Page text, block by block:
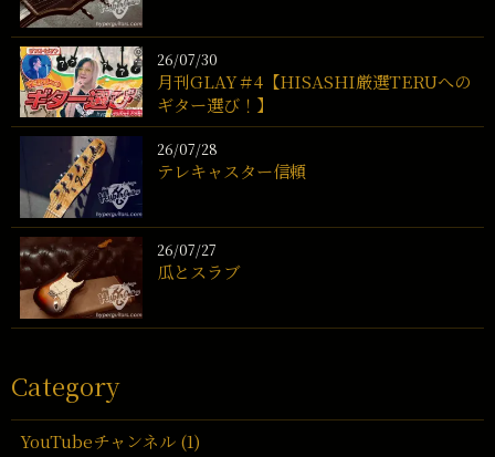
26/07/30
月刊GLAY＃4【HISASHI厳選TERUへの
ギター選び！】
26/07/28
テレキャスター信頼
26/07/27
瓜とスラブ
Category
YouTubeチャンネル (1)